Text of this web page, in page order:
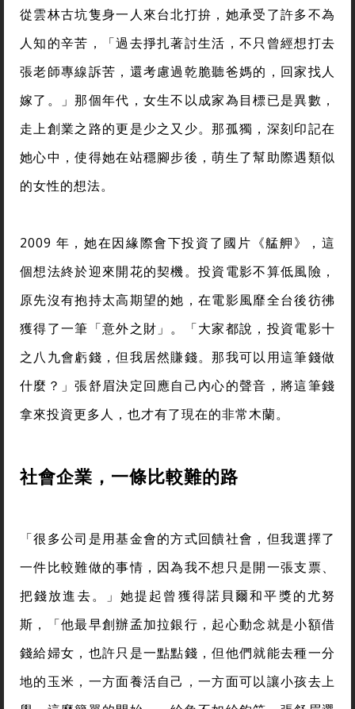
從雲林古坑隻身一人來台北打拚，她承受了許多不為
人知的辛苦，「過去掙扎著討生活，不只曾經想打去
張老師專線訴苦，還考慮過乾脆聽爸媽的，回家找人
嫁了。」那個年代，女生不以成家為目標已是異數，
走上創業之路的更是少之又少。那孤獨，深刻印記在
她心中，使得她在站穩腳步後，萌生了幫助際遇類似
的女性的想法。
2009 年，她在因緣際會下投資了國片《艋舺》，這
個想法終於迎來開花的契機。投資電影不算低風險，
原先沒有抱持太高期望的她，在電影風靡全台後彷彿
獲得了一筆「意外之財」。「大家都說，投資電影十
之八九會虧錢，但我居然賺錢。那我可以用這筆錢做
什麼？」張舒眉決定回應自己內心的聲音，將這筆錢
拿來投資更多人，也才有了現在的非常木蘭。
社會企業，一條比較難的路
「很多公司是用基金會的方式回饋社會，但我選擇了
一件比較難做的事情，因為我不想只是開一張支票、
把錢放進去。」她提起曾獲得諾貝爾和平獎的尤努
斯，「他最早創辦孟加拉銀行，起心動念就是小額借
錢給婦女，也許只是一點點錢，但他們就能去種一分
地的玉米，一方面養活自己，一方面可以讓小孩去上